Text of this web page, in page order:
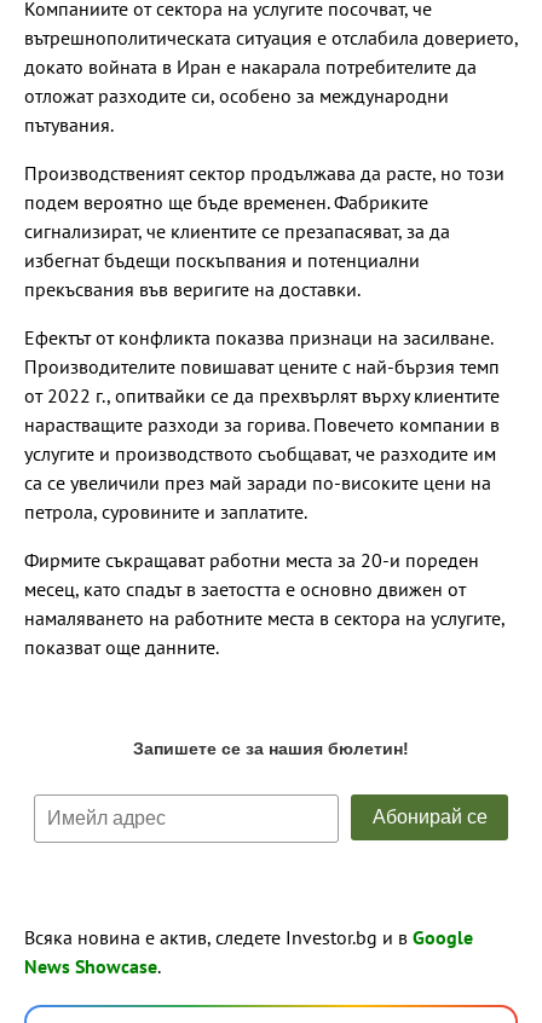
Компаниите от сектора на услугите посочват, че
вътрешнополитическата ситуация е отслабила доверието,
докато войната в Иран е накарала потребителите да
отложат разходите си, особено за международни
пътувания.
Производственият сектор продължава да расте, но този
подем вероятно ще бъде временен. Фабриките
сигнализират, че клиентите се презапасяват, за да
избегнат бъдещи поскъпвания и потенциални
прекъсвания във веригите на доставки.
Ефектът от конфликта показва признаци на засилване.
Производителите повишават цените с най-бързия темп
от 2022 г., опитвайки се да прехвърлят върху клиентите
нарастващите разходи за горива. Повечето компании в
услугите и производството съобщават, че разходите им
са се увеличили през май заради по-високите цени на
петрола, суровините и заплатите.
Фирмите съкращават работни места за 20-и пореден
месец, като спадът в заетостта е основно движен от
намаляването на работните места в сектора на услугите,
показват още данните.
Всяка новина е актив, следете Investor.bg и в Google
News Showcase.